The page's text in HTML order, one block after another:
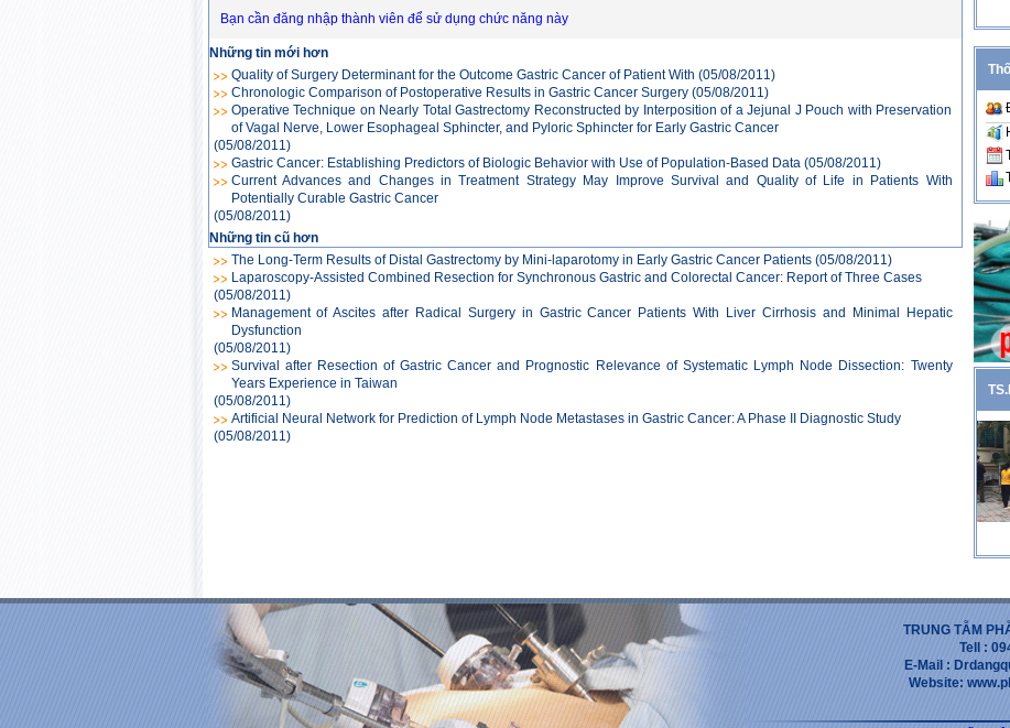
Bạn cần đăng nhập thành viên để sử dụng chức năng này
Những tin mới hơn
Quality of Surgery Determinant for the Outcome Gastric Cancer of Patient With (05/08/2011)
Chronologic Comparison of Postoperative Results in Gastric Cancer Surgery (05/08/2011)
Operative Technique on Nearly Total Gastrectomy Reconstructed by Interposition of a Jejunal J Pouch with Preservation
of Vagal Nerve, Lower Esophageal Sphincter, and Pyloric Sphincter for Early Gastric Cancer
(05/08/2011)
Gastric Cancer: Establishing Predictors of Biologic Behavior with Use of Population-Based Data (05/08/2011)
Current Advances and Changes in Treatment Strategy May Improve Survival and Quality of Life in Patients With
Potentially Curable Gastric Cancer
(05/08/2011)
Những tin cũ hơn
The Long-Term Results of Distal Gastrectomy by Mini-laparotomy in Early Gastric Cancer Patients (05/08/2011)
Laparoscopy-Assisted Combined Resection for Synchronous Gastric and Colorectal Cancer: Report of Three Cases
(05/08/2011)
Management of Ascites after Radical Surgery in Gastric Cancer Patients With Liver Cirrhosis and Minimal Hepatic
Dysfunction
(05/08/2011)
Survival after Resection of Gastric Cancer and Prognostic Relevance of Systematic Lymph Node Dissection: Twenty
Years Experience in Taiwan
(05/08/2011)
Artificial Neural Network for Prediction of Lymph Node Metastases in Gastric Cancer: A Phase II Diagnostic Study
(05/08/2011)
TRUNG TẪM
Tell :
E-Mail :
Website: